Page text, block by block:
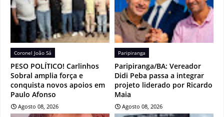
Coronel João Sá
PESO POLÍTICO! Carlinhos
Sobral amplia força e
conquista novos apoios em
Paulo Afonso
Agosto 08, 2026
Paripiranga
Paripiranga/BA: Vereador
Didi Peba passa a integrar
projeto liderado por Ricardo
Maia
Agosto 08, 2026